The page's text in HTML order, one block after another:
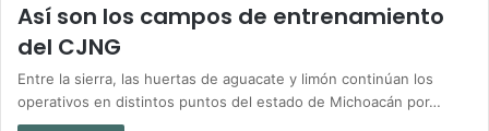
Así son los campos de entrenamiento
del CJNG
Entre la sierra, las huertas de aguacate y limón continúan los
operativos en distintos puntos del estado de Michoacán por…